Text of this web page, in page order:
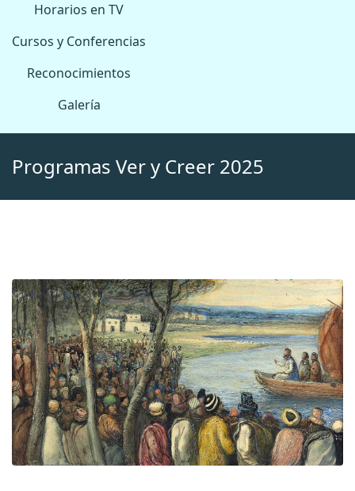
Horarios en TV
Cursos y Conferencias
Reconocimientos
Galería
Programas Ver y Creer 2025